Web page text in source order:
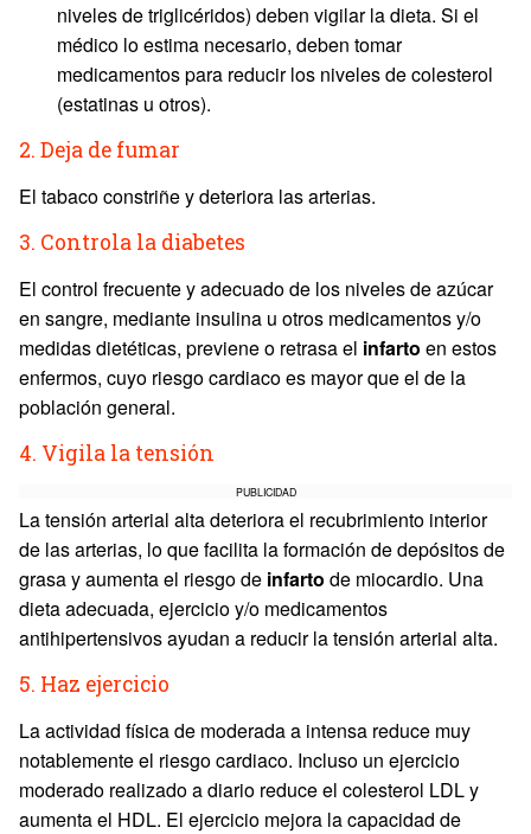
niveles de triglicéridos) deben vigilar la dieta. Si el
médico lo estima necesario, deben tomar
medicamentos para reducir los niveles de colesterol
(estatinas u otros).
2. Deja de fumar
El tabaco constriñe y deteriora las arterias.
3. Controla la diabetes
El control frecuente y adecuado de los niveles de azúcar
en sangre, mediante insulina u otros medicamentos y/o
medidas dietéticas, previene o retrasa el infarto en estos
enfermos, cuyo riesgo cardiaco es mayor que el de la
población general.
4. Vigila la tensión
PUBLICIDAD
La tensión arterial alta deteriora el recubrimiento interior
de las arterias, lo que facilita la formación de depósitos de
grasa y aumenta el riesgo de infarto de miocardio. Una
dieta adecuada, ejercicio y/o medicamentos
antihipertensivos ayudan a reducir la tensión arterial alta.
5. Haz ejercicio
La actividad física de moderada a intensa reduce muy
notablemente el riesgo cardiaco. Incluso un ejercicio
moderado realizado a diario reduce el colesterol LDL y
aumenta el HDL. El ejercicio mejora la capacidad de